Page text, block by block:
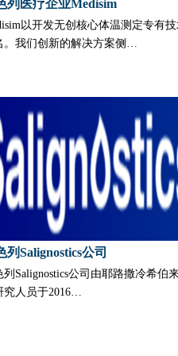
列医疗企业Medisim
以开发无创核心体温测定专有技
。我们创新的解决方案侧…
列Salignostics公司
列Salignostics公司由耶路撒冷希伯
究人员于2016…